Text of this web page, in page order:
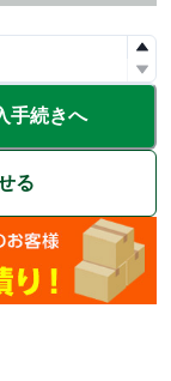
手続きへ
る